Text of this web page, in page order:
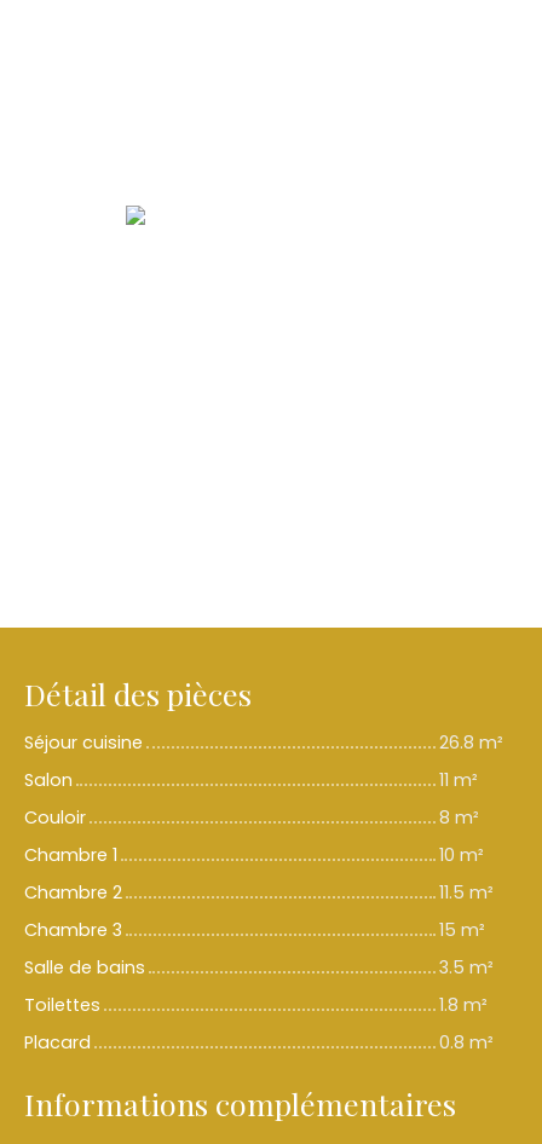
Détail des pièces
Séjour cuisine
26.8 m²
Salon
11 m²
Couloir
8 m²
Chambre 1
10 m²
Chambre 2
11.5 m²
Chambre 3
15 m²
Salle de bains
3.5 m²
Toilettes
1.8 m²
Placard
0.8 m²
Informations complémentaires